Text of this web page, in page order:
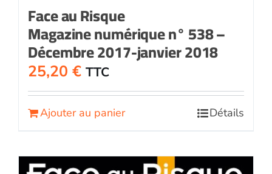
Face au Risque
Magazine numérique n° 538 –
Décembre 2017-janvier 2018
25,20 € TTC
Ajouter au panier Détails